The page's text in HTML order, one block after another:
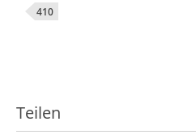
410
Teilen